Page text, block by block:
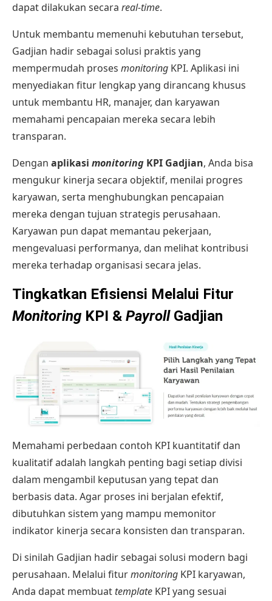
dapat dilakukan secara real-time.
Untuk membantu memenuhi kebutuhan tersebut,
Gadjian hadir sebagai solusi praktis yang
mempermudah proses monitoring KPI. Aplikasi ini
menyediakan fitur lengkap yang dirancang khusus
untuk membantu HR, manajer, dan karyawan
memahami pencapaian mereka secara lebih
transparan.
Dengan aplikasi monitoring KPI Gadjian, Anda bisa
mengukur kinerja secara objektif, menilai progres
karyawan, serta menghubungkan pencapaian
mereka dengan tujuan strategis perusahaan.
Karyawan pun dapat memantau pekerjaan,
mengevaluasi performanya, dan melihat kontribusi
mereka terhadap organisasi secara jelas.
Tingkatkan Efisiensi Melalui Fitur
Monitoring KPI & Payroll Gadjian
Memahami perbedaan contoh KPI kuantitatif dan
kualitatif adalah langkah penting bagi setiap divisi
dalam mengambil keputusan yang tepat dan
berbasis data. Agar proses ini berjalan efektif,
dibutuhkan sistem yang mampu memonitor
indikator kinerja secara konsisten dan transparan.
Di sinilah Gadjian hadir sebagai solusi modern bagi
perusahaan. Melalui fiturmonitoring KPI karyawan,
Anda dapat membuat template KPI yang sesuai